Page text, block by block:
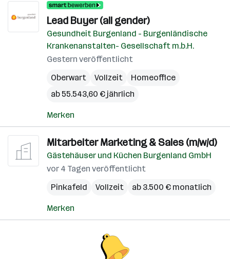
Lead Buyer (all gender)
Gesundheit Burgenland - Burgenländische
Krankenanstalten- Gesellschaft m.b.H.
Gestern veröffentlicht
Oberwart
Vollzeit
Homeoffice
ab 55.543,60 € jährlich
Merken
Mitarbeiter Marketing & Sales (m/w/d)
Gästehäuser und Küchen Burgenland GmbH
vor 4 Tagen veröffentlicht
Pinkafeld
Vollzeit ab 3.500 € monatlich
Merken